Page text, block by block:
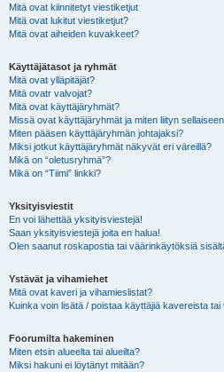
Mitä ovat kiinnitetyt viestiketjut
Mitä ovat lukitut viestiketjut?
Mitä ovat aiheiden kuvakkeet?
Käyttäjätasot ja ryhmät
Mitä ovat ylläpitäjät?
Mitä ovatr valvojat?
Mitä ovat käyttäjäryhmät?
Missä ovat käyttäjäryhmät ja miten liityn
Miten pääsen käyttäjäryhmän johtajaksi?
Miksi jotkut käyttäjäryhmät näkyvät eri väreillä?
Mikä on “oletusryhmä”?
Mikä on “Tiimi” linkki?
Yksityisviestit
En voi lähettää yksityisviestejä!
Saan yksityisviestejä joita en halua!
Olen saanut roskapostia tai väärinkäytöksiä
Ystävät ja vihamiehet
Mitä ovat kaveri ja vihamieslistat?
Kuinka voin lisätä / poistaa käyttäjiä kavereista tai
Foorumilta hakeminen
Miten etsin alueelta tai alueilta?
Miksi hakuni ei löytänyt mitään?